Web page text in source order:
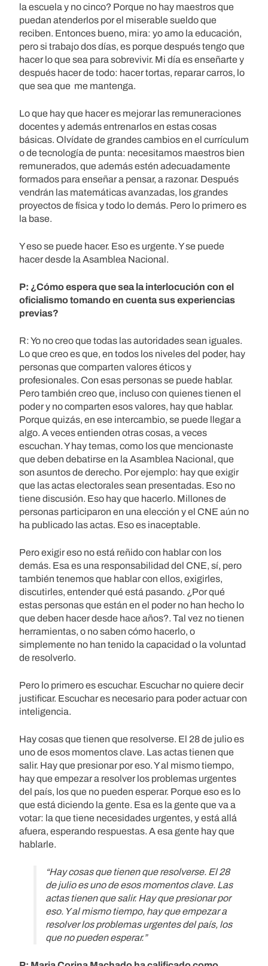
la escuela y no cinco? Porque no hay maestros que
puedan atenderlos por el miserable sueldo que
reciben. Entonces bueno, mira: yo amo la educación,
pero si trabajo dos días, es porque después tengo que
hacer lo que sea para sobrevivir. Mi día es enseñarte y
después hacer de todo: hacer tortas, reparar carros, lo
que sea que me mantenga.
Lo que hay que hacer es mejorar las remuneraciones
docentes y además entrenarlos en estas cosas
básicas. Olvídate de grandes cambios en el currículum
o de tecnología de punta: necesitamos maestros bien
remunerados, que además estén adecuadamente
formados para enseñar a pensar, a razonar. Después
vendrán las matemáticas avanzadas, los grandes
proyectos de física y todo lo demás. Pero lo primero es
la base.
Y eso se puede hacer. Eso es urgente. Y se puede
hacer desde la Asamblea Nacional.
P: ¿Cómo espera que sea la interlocución con el
oficialismo tomando en cuenta sus experiencias
previas?
R: Yo no creo que todas las autoridades sean iguales.
Lo que creo es que, en todos los niveles del poder, hay
personas que comparten valores éticos y
profesionales. Con esas personas se puede hablar.
Pero también creo que, incluso con quienes tienen el
poder y no comparten esos valores, hay que hablar.
Porque quizás, en ese intercambio, se puede llegar a
algo. A veces entienden otras cosas, a veces
escuchan. Y hay temas, como los que mencionaste
que deben debatirse en la Asamblea Nacional, que
son asuntos de derecho. Por ejemplo: hay que exigir
que las actas electorales sean presentadas. Eso no
tiene discusión. Eso hay que hacerlo. Millones de
personas participaron en una elección y el CNE aún no
ha publicado las actas. Eso es inaceptable.
Pero exigir eso no está reñido con hablar con los
demás. Esa es una responsabilidad del CNE, sí, pero
también tenemos que hablar con ellos, exigirles,
discutirles, entender qué está pasando. ¿Por qué
estas personas que están en el poder no han hecho lo
que deben hacer desde hace años?. Tal vez no tienen
herramientas, o no saben cómo hacerlo, o
simplemente no han tenido la capacidad o la voluntad
de resolverlo.
Pero lo primero es escuchar. Escuchar no quiere decir
justificar. Escuchar es necesario para poder actuar con
inteligencia.
Hay cosas que tienen que resolverse. El 28 de julio es
uno de esos momentos clave. Las actas tienen que
salir. Hay que presionar por eso. Y al mismo tiempo,
hay que empezar a resolver los problemas urgentes
del país, los que no pueden esperar. Porque eso es lo
que está diciendo la gente. Esa es la gente que va a
votar: la que tiene necesidades urgentes, y está allá
afuera, esperando respuestas. A esa gente hay que
hablarle.
“Hay cosas que tienen que resolverse. El 28
de julio es uno de esos momentos clave. Las
actas tienen que salir. Hay que presionar por
eso. Y al mismo tiempo, hay que empezar a
resolver los problemas urgentes del país, los
que no pueden esperar.”